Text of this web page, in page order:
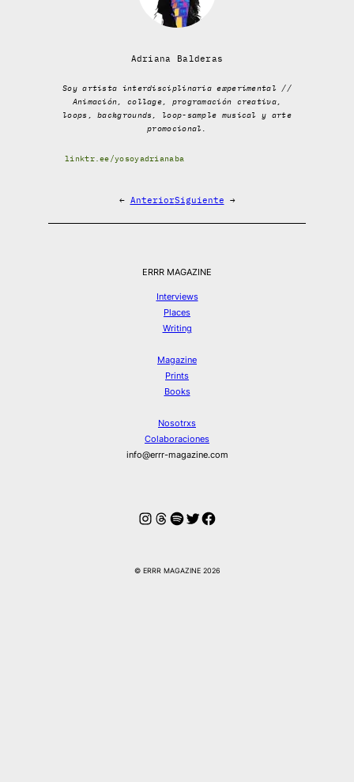
Adriana Balderas
Soy artista interdisciplinaria experimental //
Animación, collage, programación creativa,
loops, backgrounds, loop-sample musical y arte
promocional.
linktr.ee/yosoyadrianaba
← AnteriorSiguiente →
ERRR MAGAZINE
Interviews
Places
Writing
Magazine
Prints
Books
Nosotrxs
Colaboraciones
info@errr-magazine.com
Instagram
Hilos
Spotify
Twitter
Facebook
© ERRR MAGAZINE 2026